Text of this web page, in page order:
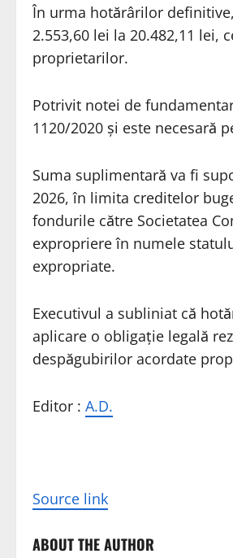
În urma hotărârilor
2.553,60 lei la 20.482,11 lei,
proprietarilor.
Potrivit notei de
1120/2020 și este necesară
Suma suplimentară va fi
2026, în limita creditelor
fondurile către Societatea
expropriere în numele
expropriate.
Executivul a subliniat că
aplicare o obligație legală
despăgubirilor acordate
Editor : A.D.
Source link
ABOUT THE AUTHOR